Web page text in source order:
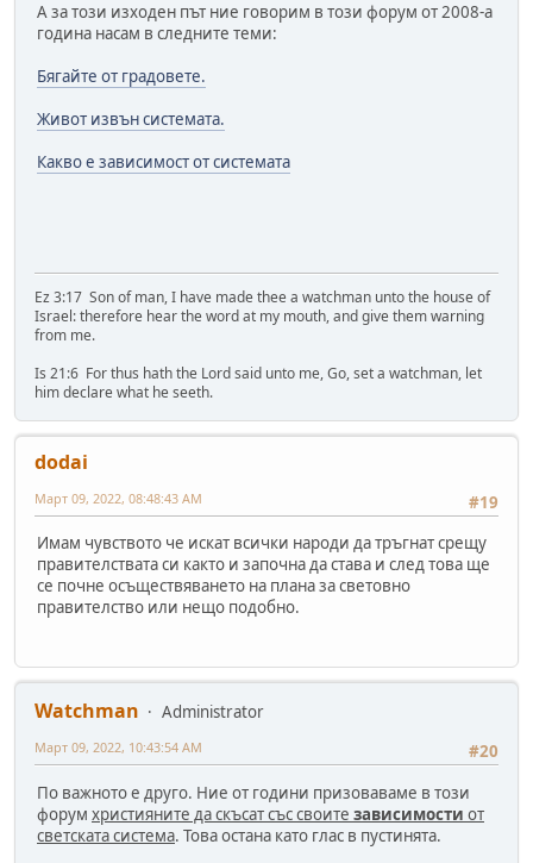
А за този изходен път ние говорим в този форум от 2008-а
година насам в следните теми:
Бягайте от градовете.
Живот извън системата.
Какво е зависимост от системата
Ez 3:17 Son of man, I have made thee a watchman unto the house of
Israel: therefore hear the word at my mouth, and give them warning
from me.
Is 21:6 For thus hath the Lord said unto me, Go, set a watchman, let
him declare what he seeth.
dodai
#19
Март 09, 2022, 08:48:43 AM
Имам чувството че искат всички народи да тръгнат срещу
правителствата си както и започна да става и след това ще
се почне осъществяването на плана за световно
правителство или нещо подобно.
Watchman
Administrator
#20
Март 09, 2022, 10:43:54 AM
По важното е друго. Ние от години призоваваме в този
форум християните да скъсат със своите зависимости от
светската система. Това остана като глас в пустинята.